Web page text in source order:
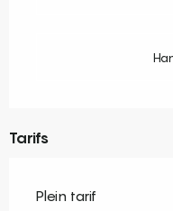
Tarifs
Plein tarif